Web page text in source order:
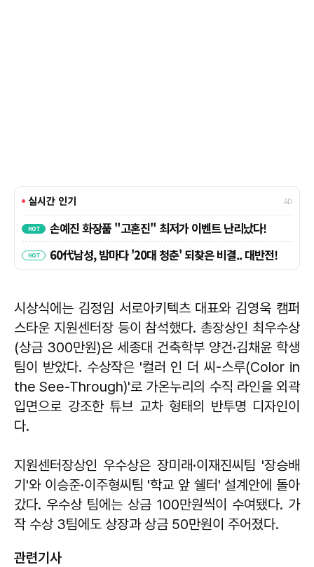
시상식에는 김정임 서로아키텍츠 대표와 김영욱 캠퍼
스타운 지원센터장 등이 참석했다. 총장상인 최우수상
(상금 300만원)은 세종대 건축학부 양건·김채윤 학생
팀이 받았다. 수상작은 '컬러 인 더 씨-스루(Color in
the See-Through)'로 가온누리의 수직 라인을 외곽
입면으로 강조한 튜브 교차 형태의 반투명 디자인이
다.
지원센터장상인 우수상은 장미래·이재진씨팀 '장승배
기'와 이승준·이주형씨팀 '학교 앞 쉘터' 설계안에 돌아
갔다. 우수상 팀에는 상금 100만원씩이 수여됐다. 가
작 수상 3팀에도 상장과 상금 50만원이 주어졌다.
관련기사